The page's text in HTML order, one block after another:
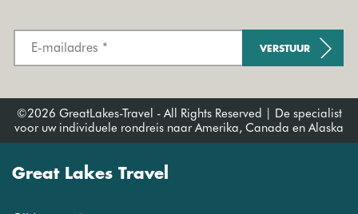
VERSTUUR
©2026 GreatLakes-Travel - All Rights Reserved | De specialist
voor uw individuele rondreis naar Amerika, Canada en Alaska
Great Lakes Travel